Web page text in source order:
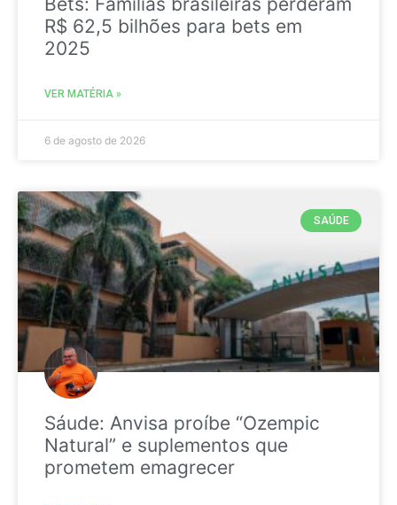
R$ 62,5 bilhões para bets em
2025
VER MATÉRIA »
6 de agosto de 2026
SAÚDE
Sáude: Anvisa proíbe “Ozempic
Natural” e suplementos que
prometem emagrecer